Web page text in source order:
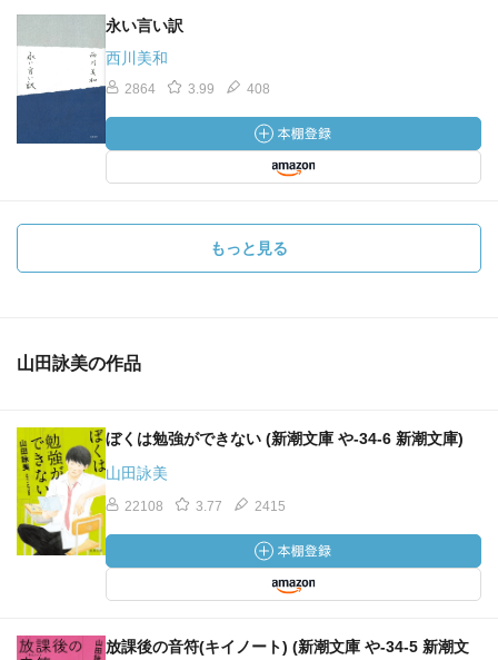
永い言い訳
西川美和
2864 3.99 408
もっと見る
山田詠美の作品
ぼくは勉強ができない (新潮文庫 や-34-6 新潮文庫)
山田詠美
22108 3.77 2415
放課後の音符(キイノート) (新潮文庫 や-34-5 新潮文